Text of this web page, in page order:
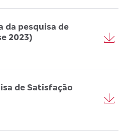
da pesquisa de
2023)
de Satisfação